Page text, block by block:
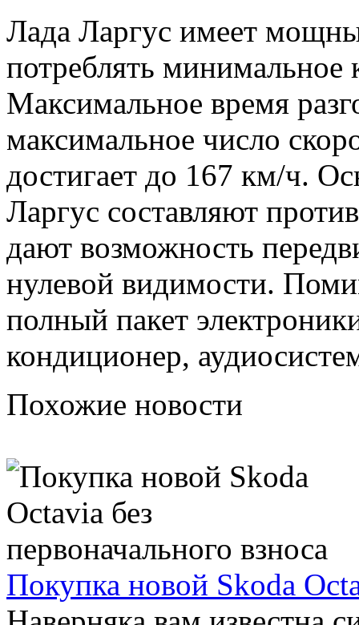
Лада Ларгус имеет
потреблять минимальное
Максимальное время
максимальное число
достигает до 167 км/ч.
Ларгус составляют
дают возможность
нулевой видимости.
полный пакет
кондиционер,
Похожие новости
Покупка новой Skoda